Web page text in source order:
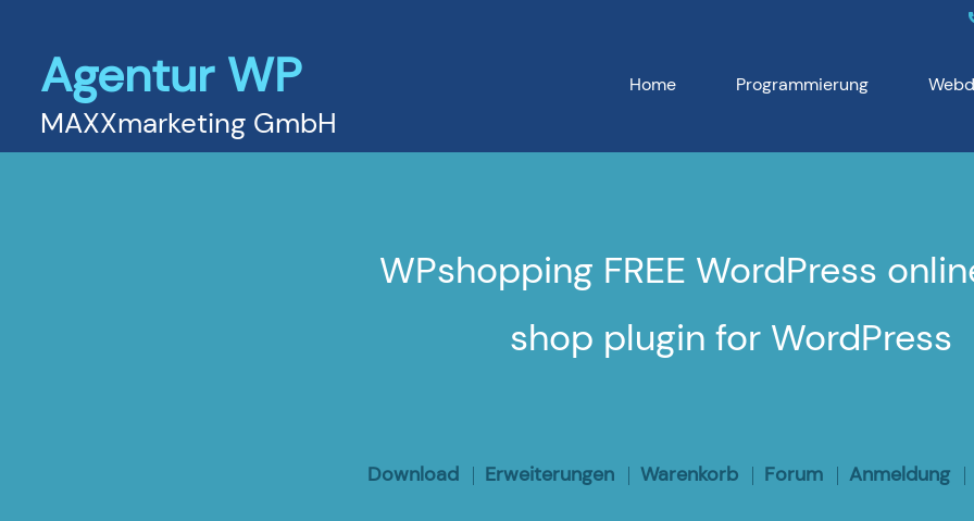
Agentur WP
MAXXmarketing GmbH
Home Programmierung
WPshopping FREE WordPress
shop plugin for WordPress
Download Erweiterungen Warenkorb Forum Anmeldung